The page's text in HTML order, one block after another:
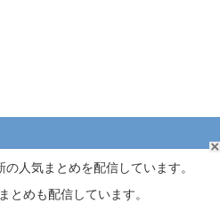
の人気まとめを配信しています。
とめも配信しています。